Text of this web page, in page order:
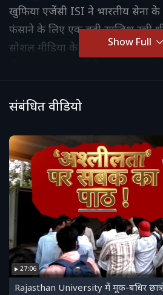
खुफिया एजेंसी ISI ने भारतीय सेना के
फंसाने के लिए एक बड़ी साजिश रची
सोशल मीडिया के जरिए भारतीय
फर्जी वॉट्सऐप अकाउंट बनाए. इन
महिलाएं भारतीय जवानों से संपर्क
हासिल की जाती थीं.
Show Full
संबंधित वीडियो
27:06
Rajasthan University में मूक-बधिर